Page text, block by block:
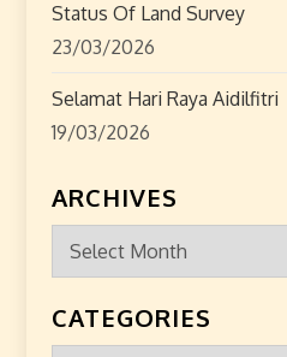
Status Of Land Survey
23/03/2026
Selamat Hari Raya Aidilfitri
19/03/2026
ARCHIVES
Archives
CATEGORIES